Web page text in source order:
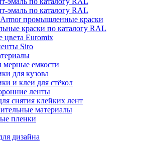
эмаль по каталогу RAL
Armor промышленные краски
краски по каталогу RAL
цвета Euromix
Siro
мерные емкости
для кузова
и клеи для стёкол
ленты
снятия клейких лент
материалы
пленки
дизайна